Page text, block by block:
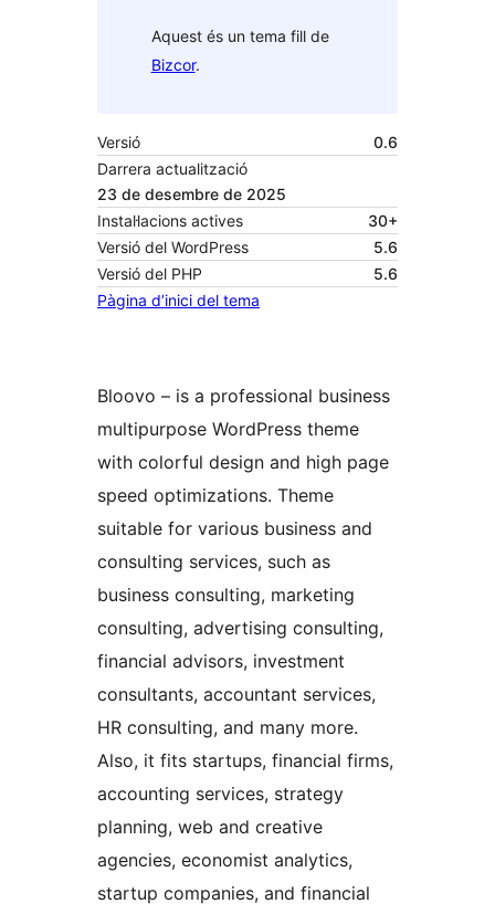
Aquest és un tema fill de
Bizcor.
Versió
0.6
Darrera actualització
23 de desembre de 2025
Instal·lacions actives
30+
Versió del WordPress
5.6
Versió del PHP
5.6
Pàgina d’inici del tema
Bloovo – is a professional business
multipurpose WordPress theme
with colorful design and high page
speed optimizations. Theme
suitable for various business and
consulting services, such as
business consulting, marketing
consulting, advertising consulting,
financial advisors, investment
consultants, accountant services,
HR consulting, and many more.
Also, it fits startups, financial firms,
accounting services, strategy
planning, web and creative
agencies, economist analytics,
startup companies, and financial